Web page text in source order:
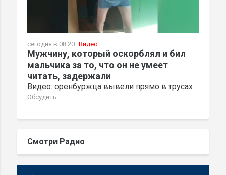
сегодня в 08:20 Видео
Мужчину, который оскорблял и бил
мальчика за то, что он не умеет
читать, задержали
Видео: оренбуржца вывели прямо в трусах
Обсудить
Смотри Радио